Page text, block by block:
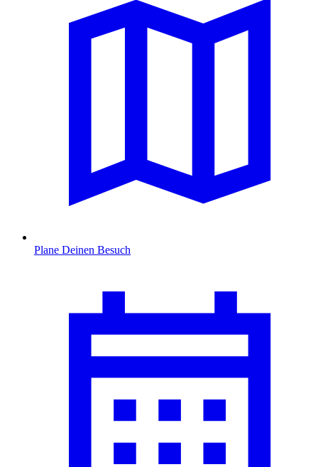
Plane Deinen Besuch